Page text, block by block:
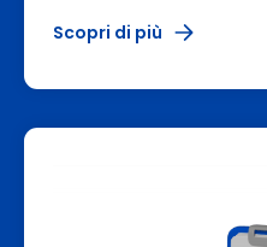
Scopri di più